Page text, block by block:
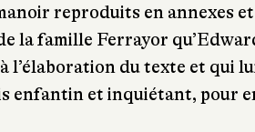
reproduits en annexes et
la famille Ferrayor
l’élaboration du texte et qui
enfantin et inquiétant, pour